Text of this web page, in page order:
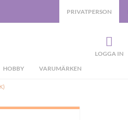
HOBBY VARUMÄRKEN
PRIVATPERSON
LOGGA IN